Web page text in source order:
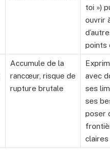
toi »)
ouvrir
points
Accumule de la
rancœur, risque de
rupture brutale
avec
ses
ses
poser
claires